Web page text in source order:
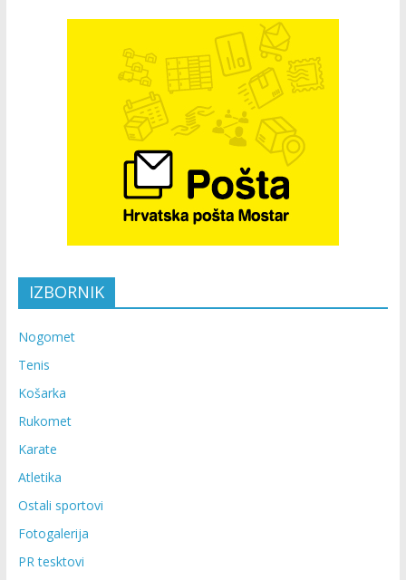
IZBORNIK
Nogomet
Tenis
Košarka
Rukomet
Karate
Atletika
Ostali sportovi
Fotogalerija
PR tesktovi